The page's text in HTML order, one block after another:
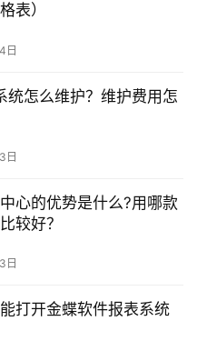
表）
日
统怎么维护？维护费用怎
日
心的优势是什么?用哪款
较好？
日
打开金蝶软件报表系统